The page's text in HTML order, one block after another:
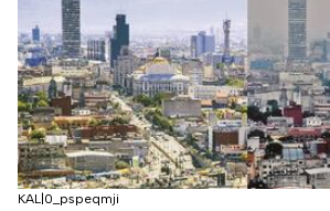
KAL|0_pspeqmji